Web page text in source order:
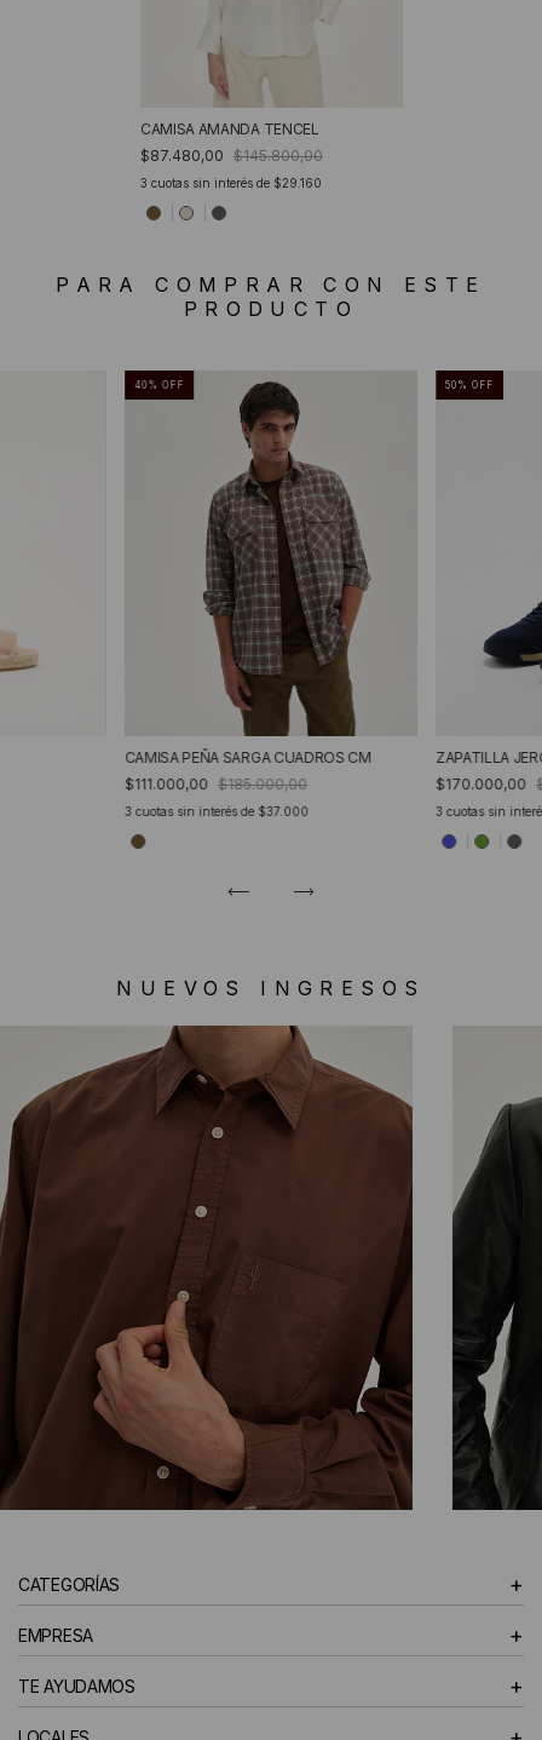
CAMISA AMANDA TENCEL
$87.480,00 $145.800,00
3 cuotas sin interés de $29.160
PARA COMPRAR CON ESTE
PRODUCTO
40% OFF
CAMISA PEÑA SARGA CUADROS CM
$111.000,00 $185.000,00
3 cuotas sin interés de $37.000
50 %OFF
ZAPATILLA
$170.000,00
3cuotas sin
NUEVOS INGRESOS
HOMBRE
CATEGORÍAS +
EMPRESA +
TE AYUDAMOS +